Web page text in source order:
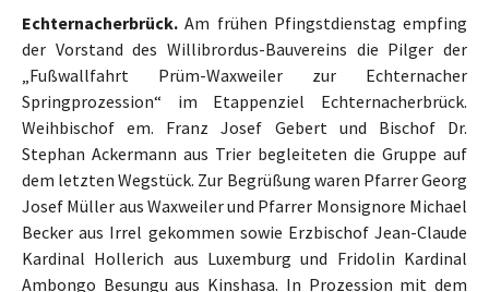
Echternacherbrück. Am frühen Pfingstdienstag empfing
der Vorstand des Willibrordus-Bauvereins die Pilger der
„Fußwallfahrt Prüm-Waxweiler zur Echternacher
Springprozession“ im Etappenziel Echternacherbrück.
Weihbischof em. Franz Josef Gebert und Bischof Dr.
Stephan Ackermann aus Trier begleiteten die Gruppe auf
dem letzten Wegstück. Zur Begrüßung waren Pfarrer Georg
Josef Müller aus Waxweiler und Pfarrer Monsignore Michael
Becker aus Irrel gekommen sowie Erzbischof Jean-Claude
Kardinal Hollerich aus Luxemburg und Fridolin Kardinal
Ambongo Besungu aus Kinshasa. In Prozession mit dem